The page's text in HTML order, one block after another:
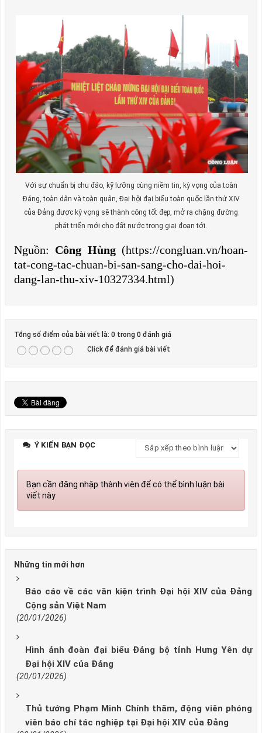
Với sự chuẩn bị chu đáo, kỹ lưỡng cùng niềm tin, kỳ vọng của toàn
Đảng, toàn dân và toàn quân, Đại hội đại biểu toàn quốc lần thứ XIV
của Đảng được kỳ vọng sẽ thành công tốt đẹp, mở ra chặng đường
phát triển mới cho đất nước trong giai đoạn tới.
Nguồn: Công Hùng(https://congluan.vn/hoan-
tat-cong-tac-chuan-bi-san-sang-cho-dai-hoi-
dang-lan-thu-xiv-10327334.html)
Tổng số điểm của bài viết là: 0 trong 0 đánh giá
Click để đánh giá bài viết
Ý KIẾN BẠN ĐỌC
Bạn cần đăng nhập thành viên để có thể bình luận bài
viết này
Những tin mới hơn
Báo cáo về các văn kiện trình Đại hội XIV của Đảng
Cộng sản Việt Nam
(20/01/2026)
Hình ảnh đoàn đại biểu Đảng bộ tỉnh Hưng Yên dự
Đại hội XIV của Đảng
(20/01/2026)
Thủ tướng Phạm Minh Chính thăm, động viên phóng
viên báo chí tác nghiệp tại Đại hội XIV của Đảng